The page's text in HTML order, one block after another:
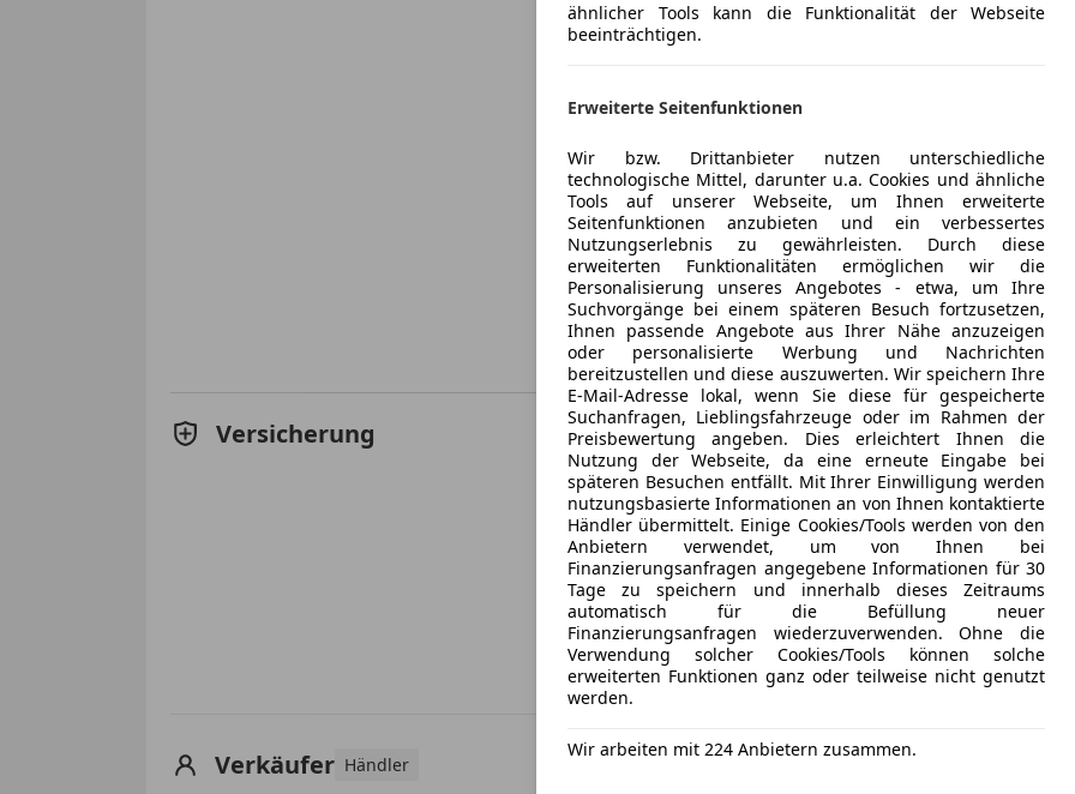
Sicherheit
ESP
Isofix
Kopfairbag
LED-
Tagfahrlicht
Totwinkel-
Extras
Alufelgen
*Parkbremse, elektrisch
*Connect One
*Dach-Designlinie in schwarz
*Lackierung, Uni Lackierung
*Müdigkeitswarnung
*Opel Connect
*Automatisches Abblendlicht mit Tunnelerkennung
*Rücksitzlehne im Verhältnis 60:40 umklappbar
*Kindersicherung in den hinteren Türen, manuell
*Scheibenwischer mit Intervallfunktion,
*Kunstleder-Lenkrad, 3-Speichen "Modern Lisa"
*Digitaler Radioempfang DAB+ (Digital Audio Broad
Versicherung Kfz-Versicherung
Versicherungsschutz an Ihre Bedürfnisse
Freischaden-Gutschein ab Stufe 0
Auto einfach online versichern & Rabatt holen
Jetzt berechnen
Verkäufer Händler
Anbieter
ähnlicher Tools kann die Funktionalität der Webseite
beeinträchtigen.
Erweiterte Seitenfunktionen
Wir bzw. Drittanbieter nutzen unterschiedliche
technologische Mittel, darunter u.a. Cookies und ähnliche
Tools auf unserer Webseite, um Ihnen erweiterte
Seitenfunktionen anzubieten und ein verbessertes
Nutzungserlebnis zu gewährleisten. Durch diese
erweiterten Funktionalitäten ermöglichen wir die
Personalisierung unseres Angebotes - etwa, um Ihre
Suchvorgänge bei einem späteren Besuch fortzusetzen,
Ihnen passende Angebote aus Ihrer Nähe anzuzeigen
oder personalisierte Werbung und Nachrichten
bereitzustellen und diese auszuwerten. Wir speichern Ihre
E-Mail-Adresse lokal, wenn Sie diese für gespeicherte
Suchanfragen, Lieblingsfahrzeuge oder im Rahmen der
Preisbewertung angeben. Dies erleichtert Ihnen die
Nutzung der Webseite, da eine erneute Eingabe bei
späteren Besuchen entfällt. Mit Ihrer Einwilligung werden
nutzungsbasierte Informationen an von Ihnen kontaktierte
Händler übermittelt. Einige Cookies/Tools werden von den
Anbietern verwendet, um von Ihnen bei
Finanzierungsanfragen angegebene Informationen für 30
Tage zu speichern und innerhalb dieses Zeitraums
automatisch für die Befüllung neuer
Finanzierungsanfragen wiederzuverwenden. Ohne die
Verwendung solcher Cookies/Tools können solche
erweiterten Funktionen ganz oder teilweise nicht genutzt
werden.
Wir arbeiten mit 224 Anbietern zusammen.